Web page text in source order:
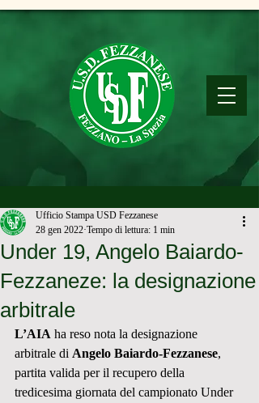
Under 19, Angelo Baiardo-
Fezzaneze: la designazione
arbitrale
Ufficio Stampa USD Fezzanese
28 gen 2022 Tempo di lettura: 1 min
L’AIA ha reso nota la designazione
arbitrale di Angelo Baiardo-Fezzanese,
partita valida per il recupero della
tredicesima giornata del campionato Under